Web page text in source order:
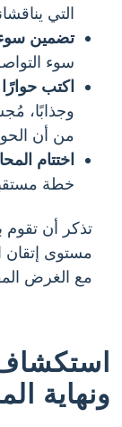
التي
تضمين
سوء
اكتب
وجذابًا،
من أن
اختتام
خطة
تذكر أن
مستوى إتقان
مع الغرض
ونهاية